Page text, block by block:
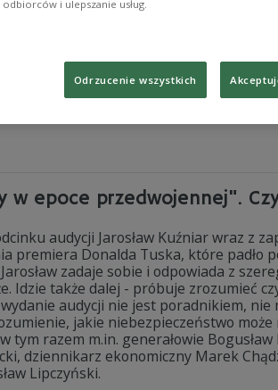
jak i Saudyjczycy, obawiają się, że
dla nich, i prawdopodobnie w
- mówił w Polskim Radu 24
ŚWIAT Bliski Wschód
w epoce przedwojennej".
audycji Jarosław Kuźniar wraz z
premiera Donalda Tuska, które padło
zadaje sobie i odpowiada z
Idzie także dalej - próbuje zrozumieć
audycji nie jest poradnikiem,
jakie niebezpieczeństwo
w tym razem m.in. generałowie
dziennikarz ekonomiczny Marek
Lipczyński.
i ulepszanie usług.
Odrzucenie wszystkich